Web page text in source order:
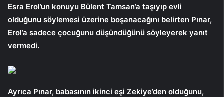
Esra Erol’un konuyu Bülent Tamsan’a taşıyıp evli
olduğunu söylemesi üzerine boşanacağını belirten Pınar,
Erol’a sadece çocuğunu düşündüğünü söyleyerek yanıt
vermedi.
Ayrıca Pınar, babasının ikinci eşi Zekiye’den olduğunu,